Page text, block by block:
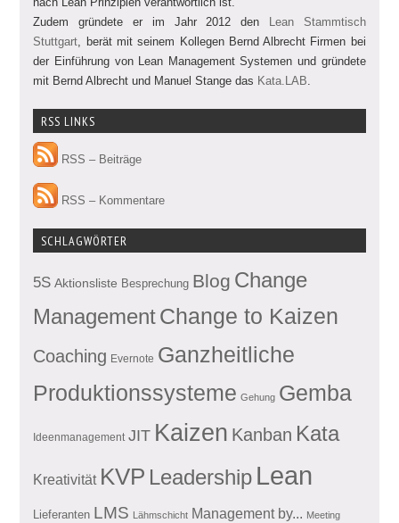
Zudem gründete er im Jahr 2012 den Lean Stammtisch
Stuttgart , berät mit seinem Kollegen Bernd Albrecht Firmen bei
der Einführung von Lean Management Systemen und gründete
mit Bernd Albrecht und Manuel Stange das Kata.LAB
RSS LINKS
RSS – Beiträge
RSS – Kommentare
SCHLAGWÖRTER
5S Aktionsliste Besprechung Blog Change
ManagementChange to Kaizen
Coaching Evernote Ganzheitliche
Produktionssysteme Gehung Gemba
Ideenmanagement JIT Kaizen Kanban Kata
Kreativität KVP Leadership Lean
Lieferanten LMS Lähmschicht Management by... Meeting